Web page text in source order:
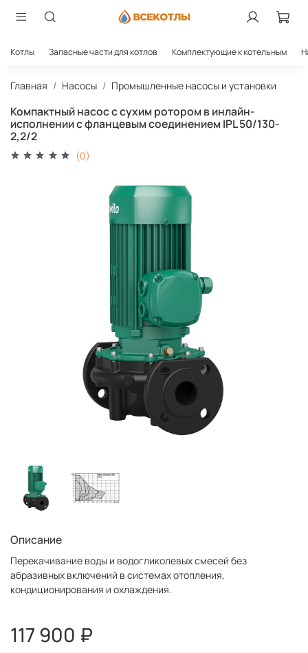
Котлы Запасные части для котлов Комплектующие к котельным
Главная Насосы Промышленные насосы и установки
Компактный насос с сухим ротором в инлайн-
исполнении с фланцевым соединением IPL 50/130-
2,2/2
(0)
Описание
Перекачивание воды и водогликолевых смесей без
абразивных включений в системах отопления,
кондиционирования и охлаждения.
117 900 ₽